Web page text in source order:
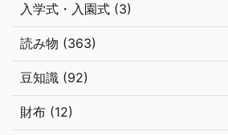
入学式・入園式 (3)
読み物 (363)
豆知識 (92)
財布 (12)